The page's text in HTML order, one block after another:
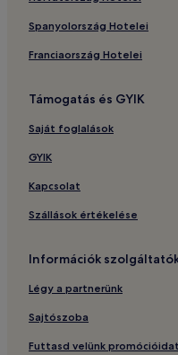
Spanyolország Hotelei
Franciaország Hotelei
Támogatás és GYIK
Saját foglalások
GYIK
Kapcsolat
Szállások értékelése
Információk
Légy a partnerünk
Sajtószoba
Futtasd velünk promócióidat